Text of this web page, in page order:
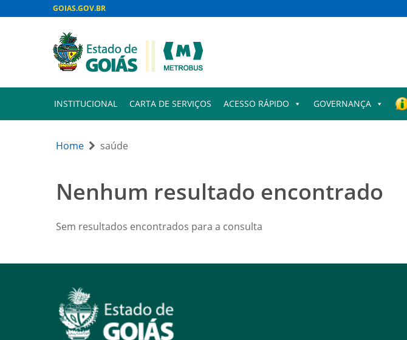
GOIAS.GOV.BR
INSTITUCIONAL CARTA DE SERVIÇOS ACESSO RÁPIDO GOVERNANÇA
Home saúde
Nenhum resultado encontrado
Sem resultados encontrados para a consulta